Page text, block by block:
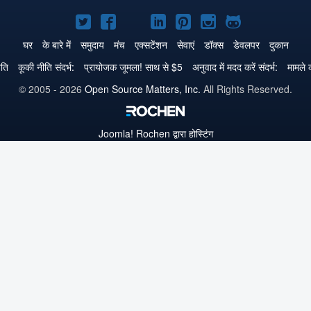
Joomla!
Twitter
पे
Joomla!
Facebook
पे
Joomla!
GitHub
पे
Joomla!
LinkedIn
पे
Joomla!
Pinterest
पे
Joomla!
Instagram
पे
Joomla!
GitHub
पे
घर के बारे में समुदाय मंच एक्सटेंशन सेवाएं डॉक्स डेवलपर
दुकान
कूकी नीति संदर्भ: प्रायोजक जूमला! साथ से $5 अनुवाद में मदद करें संदर्भ: मामले
© 2005 - 2026 Open Source Matters, Inc. All Rights Reserved.
Joomla! Rochen द्वारा होस्टिंग